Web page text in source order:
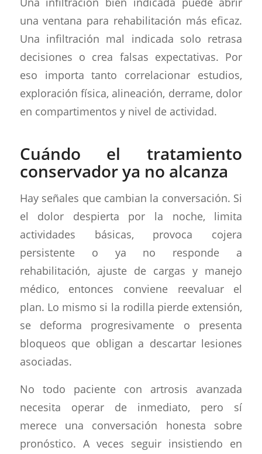
una ventana para rehabilitación más eficaz.
Una infiltración mal indicada solo retrasa
decisiones o crea falsas expectativas. Por
eso importa tanto correlacionar estudios,
exploración física, alineación, derrame, dolor
en compartimentos y nivel de actividad.
Cuándo el tratamiento
conservador ya no alcanza
Hay señales que cambian la conversación. Si
el dolor despierta por la noche, limita
actividades básicas, provoca cojera
persistente o ya no responde a
rehabilitación, ajuste de cargas y manejo
médico, entonces conviene reevaluar el
plan. Lo mismo si la rodilla pierde extensión,
se deforma progresivamente o presenta
bloqueos que obligan a descartar lesiones
asociadas.
No todo paciente con artrosis avanzada
necesita operar de inmediato, pero sí
merece una conversación honesta sobre
pronóstico. A veces seguir insistiendo en